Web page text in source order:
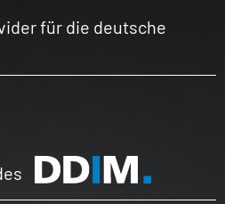
für die deutsche